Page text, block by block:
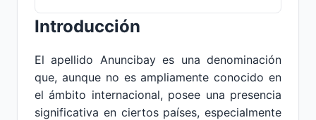
Introducción
El apellido Anuncibay es una denominación
que, aunque no es ampliamente conocido en
el ámbito internacional, posee una presencia
significativa en ciertos países, especialmente